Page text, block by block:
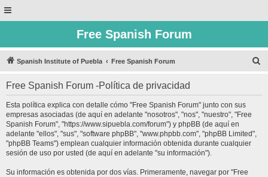
Free Spanish Forum
Spanish Institute of Puebla Free Spanish Forum
Free Spanish Forum -Política de privacidad
Esta política explica con detalle cómo "Free Spanish Forum" junto con sus
empresas asociadas (de aquí en adelante "nosotros", "nos", "nuestro", "Free
Spanish Forum", "https://www.sipuebla.com/forum") y phpBB (de aquí en
adelante "ellos", "sus", "software phpBB", "www.phpbb.com", "phpBB Limited",
"phpBB Teams") emplean cualquier información obtenida durante cualquier
sesión de uso por usted (de aquí en adelante "su información").
Su información es obtenida por dos vías. Primeramente, navegar por "Free